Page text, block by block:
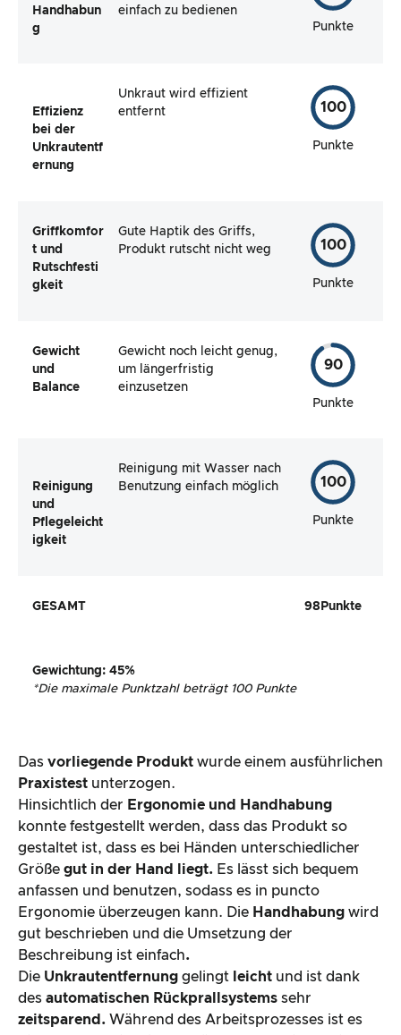
Handhabun
g
einfach zu bedienen
Punkte
Effizienz
bei der
Unkrautentf
ernung
Unkraut wird effizient
entfernt
100
Punkte
Griffkomfor
t und
Rutschfesti
gkeit
Gute Haptik des Griffs,
Produkt rutscht nicht weg
100
Punkte
Gewicht
und
Balance
Gewicht noch leicht genug,
um längerfristig
einzusetzen
90
Punkte
Reinigung
und
Pflegeleicht
igkeit
Reinigung mit Wasser nach
Benutzung einfach möglich
100
Punkte
GESAMT 98 Punkte
Gewichtung: 45%
*Die maximale Punktzahl beträgt 100 Punkte
Das vorliegende Produkt wurde einem ausführlichen
Praxistest unterzogen.
Hinsichtlich der Ergonomie und Handhabung
konnte festgestellt werden, dass das Produkt so
gestaltet ist, dass es bei Händen unterschiedlicher
Größe gut in der Hand liegt. Es lässt sich bequem
anfassen und benutzen, sodass es in puncto
Ergonomie überzeugen kann. Die Handhabung wird
gut beschrieben und die Umsetzung der
Beschreibung ist einfach.
Die Unkrautentfernung gelingt leicht und ist dank
des automatischen Rückprallsystems sehr
zeitsparend. Während des Arbeitsprozesses ist es